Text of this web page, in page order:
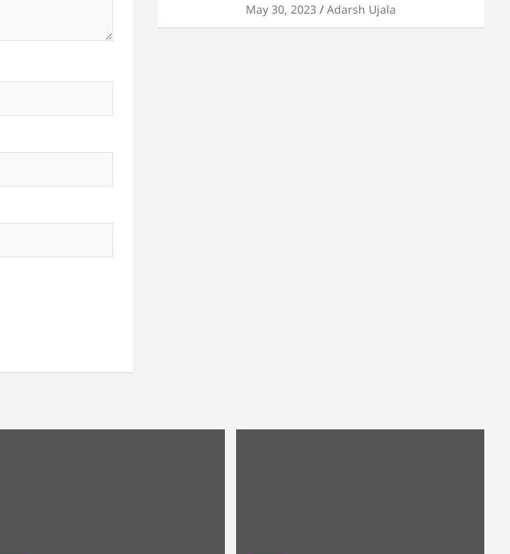
May 30, 2023 Adarsh Ujala